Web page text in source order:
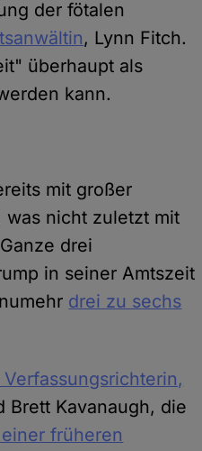
der fötalen
, Lynn Fitch.
überhaupt als
kann.
mit großer
was nicht zuletzt mit
drei
in seiner Amtszeit
drei zu sechs
Brett Kavanaugh, die
früheren